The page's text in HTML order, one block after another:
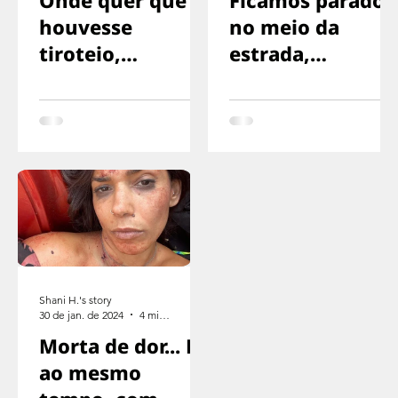
houvesse
tiroteio,
direção oposta
no meio da
estrada,
sinalizando para
o motorista
Morta de dor... E
ao mesmo
Shani H.'s story
30 de jan. de 2024